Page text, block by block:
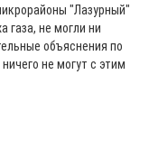
"Лазурный"
газа, не могли ни
объяснения по
не могут с этим